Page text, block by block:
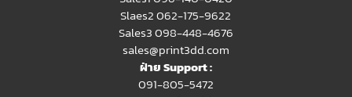
Slaes2062-175-9622
Sales3 098-448-4676
sales@print3dd.com
ฝ่าย Support :
091-805-5472